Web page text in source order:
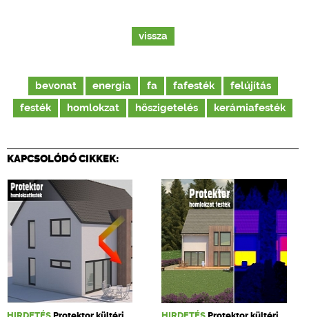
vissza
bevonat energia fa fafesték
felújítás
festék
homlokzat hőszigetelés kerámiafesték
KAPCSOLÓDÓ CIKKEK: